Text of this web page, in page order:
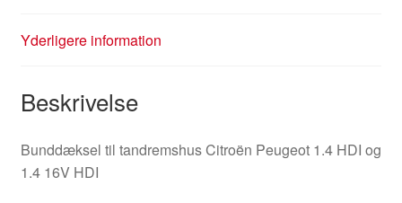
Yderligere information
Beskrivelse
Bunddæksel til tandremshus Citroën Peugeot 1.4 HDI og
1.4 16V HDI